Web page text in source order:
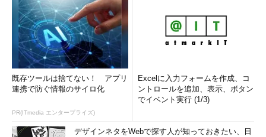
既存ツールは捨てない！ アプリ
連携で防ぐ情報のサイロ化
PR(ITmedia エンタープライズ)
Excelに入力フォームを作成、コ
ントロールを追加、表示、ボタン
でイベント実行 (1/3)
デザインネタをWebで探す人が知っておきたい、日